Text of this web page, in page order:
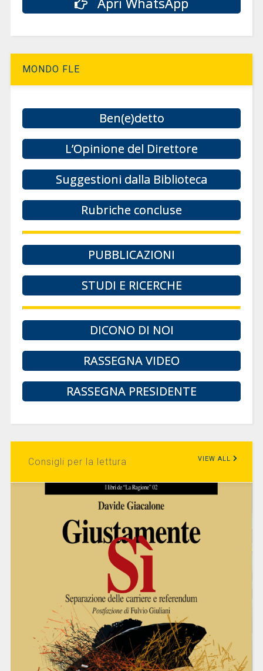
MONDO FLE
Ben(e)detto
L’Opinione del Direttore
Suggestioni dalla Biblioteca
Rubriche concluse
PUBBLICAZIONI
STUDI E RICERCHE
DICONO DI NOI
RASSEGNA VIDEO
RASSEGNA PRESIDENTE
Consigli per la lettura VIEW ALL